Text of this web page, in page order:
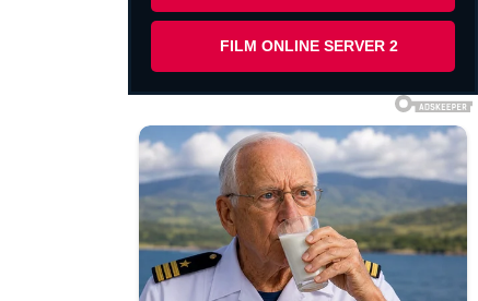
FILM ONLINE SERVER 2